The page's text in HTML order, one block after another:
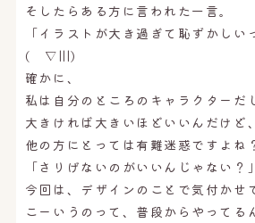
そしたらある方に言われた一言。
「イラストが大き過ぎて恥ずかしい
( ▽|||)
確かに、
私は自分のところのキャラクターだ
大きければ大きいほどいいんだけど、
他の方にとっては有難迷惑ですよね
「さりげないのがいいんじゃない？
今回は、デザインのことで気付かせ
こーいうのって、普段からやってる